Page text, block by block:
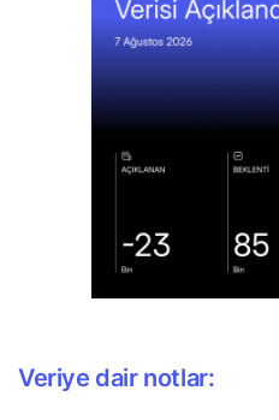
Veriye dair notlar: